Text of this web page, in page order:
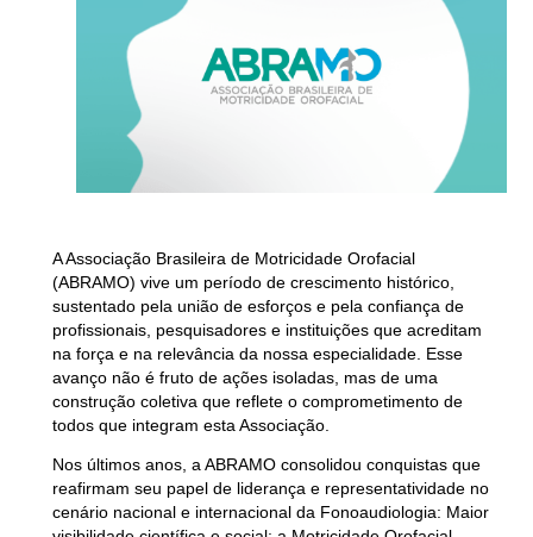
A Associação Brasileira de Motricidade Orofacial
(ABRAMO) vive um período de crescimento histórico,
sustentado pela união de esforços e pela confiança de
profissionais, pesquisadores e instituições que acreditam
na força e na relevância da nossa especialidade. Esse
avanço não é fruto de ações isoladas, mas de uma
construção coletiva que reflete o comprometimento de
todos que integram esta Associação.
Nos últimos anos, a ABRAMO consolidou conquistas que
reafirmam seu papel de liderança e representatividade no
cenário nacional e internacional da Fonoaudiologia: Maior